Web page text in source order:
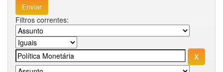
Filtros correntes: